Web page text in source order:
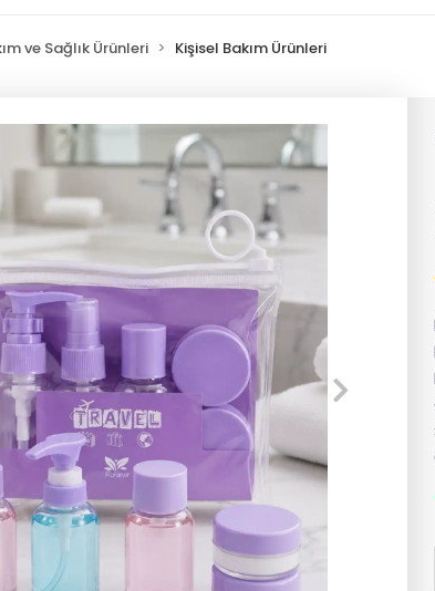
ve Sağlık Ürünleri Kişisel Bakım Ürünleri